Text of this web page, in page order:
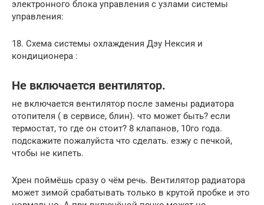
электронного блока управления с узлами системы
управления:
18. Схема системы охлаждения Дэу Нексия и
кондиционера :
Не включается вентилятор.
не включается вентилятор после замены радиатора
отопителя ( в сервисе, блин). что может быть? если
термостат, то где он стоит? 8 клапанов, 10го года.
подскажите пожалуйста что сделать. езжу с печкой,
чтобы не кипеть.
Хрен поймёшь сразу о чём речь. Вентилятор радиатора
может зимой срабатывать только в крутой пробке и это